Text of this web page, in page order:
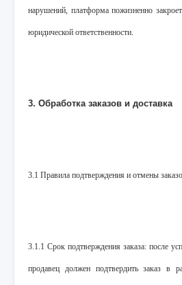
нарушений, платформа пожизненно
юридической ответственности.
3. Обработка заказов и доставка
3.1 Правила подтверждения и отмены
3.1.1 Срок подтверждения заказа: после
продавец должен подтвердить заказ в